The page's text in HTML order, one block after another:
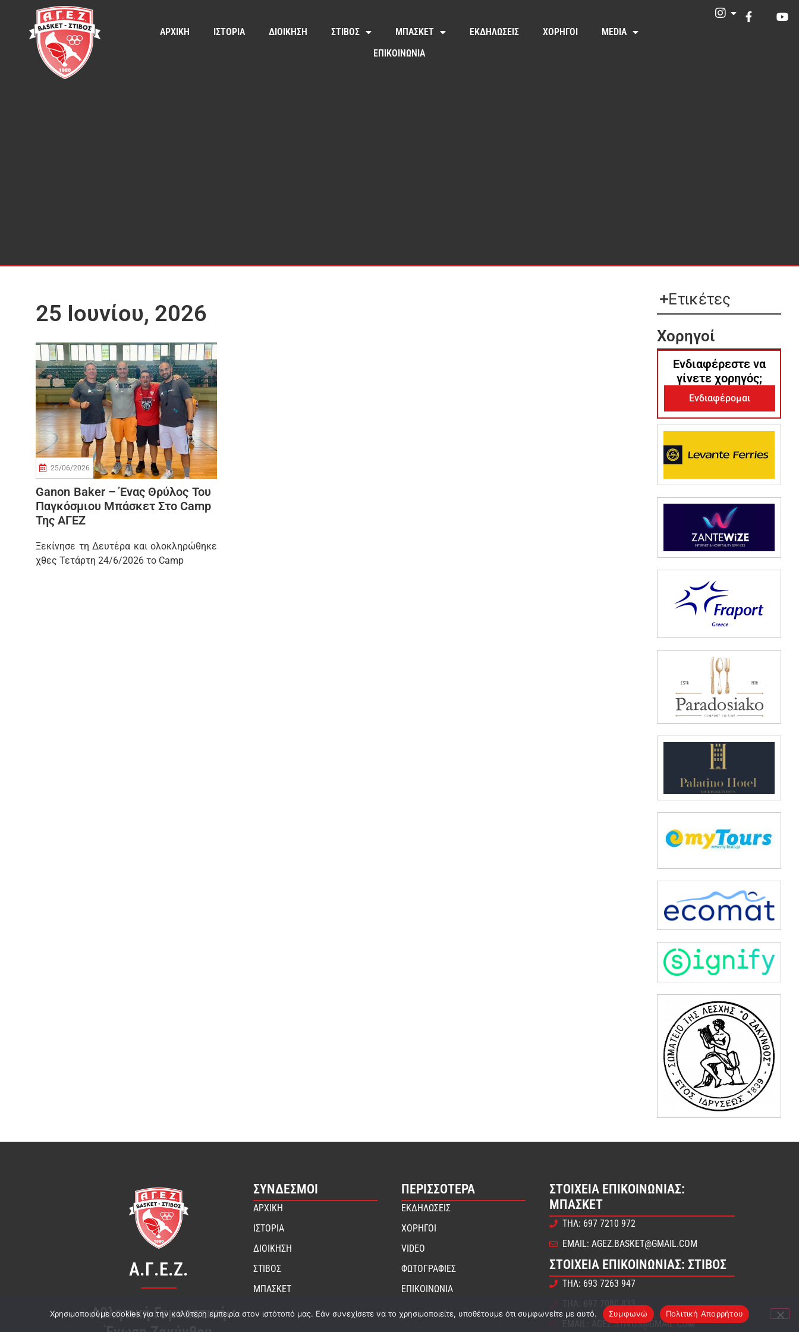
ΑΡΧΙΚΗ ΙΣΤΟΡΙΑ ΔΙΟΙΚΗΣΗ ΣΤΙΒΟΣ ΜΠΑΣΚΕΤ ΕΚΔΗΛΩΣΕΙΣ ΧΟΡΗΓΟΙ
MEDIA
ΕΠΙΚΟΙΝΩΝΙΑ
25 Ιουνίου, 2026
25/06/2026
Ganon Baker – Ένας Θρύλος Του
Παγκόσμιου Μπάσκετ Στο Camp
Της ΑΓΕΖ
Ξεκίνησε τη Δευτέρα και ολοκληρώθηκε
χθες Τετάρτη 24/6/2026 το Camp
Ετικέτες
Χορηγοί
Ενδιαφέρεστε να
γίνετε χορηγός;
Ενδιαφέρομαι
Α.Γ.Ε.Ζ.
Αθλητική Γυμναστική
ΣΎΝΔΕΣΜΟΙ
ΑΡΧΙΚΗ
ΙΣΤΟΡΙΑ
ΔΙΟΙΚΗΣΗ
ΣΤΙΒΟΣ
ΜΠΑΣΚΕΤ
ΠΕΡΙΣΣΟΤΕΡΑ
ΕΚΔΗΛΩΣΕΙΣ
ΧΟΡΗΓΟΙ
VIDEO
ΦΩΤΟΓΡΑΦΙΕΣ
ΕΠΙΚΟΙΝΩΝΙΑ
ΣΤΟΙΧΕΊΑ ΕΠΙΚΟΙΝΩΝΊΑΣ:
ΜΠΆΣΚΕΤ
ΤΗΛ: 697 7210 972
EMAIL: AGEZ.BASKET@GMAIL.COM
ΣΤΟΙΧΕΊΑ ΕΠΙΚΟΙΝΩΝΊΑΣ: ΣΤΊΒΟΣ
ΤΗΛ: 693 7263 947
ΤΗΛ: 697 7080 833
EMAIL: AGEZ.STIVOS@GMAIL.COM
Χρησιμοποιούμε cookies για την καλύτερη εμπειρία στον ιστότοπό μας. Εάν συνεχίσετε να το χρησιμοποιείτε, υποθέτουμε ότι συμφωνείτε με αυτό. Συμφωνώ Πολιτική Απορρήτου